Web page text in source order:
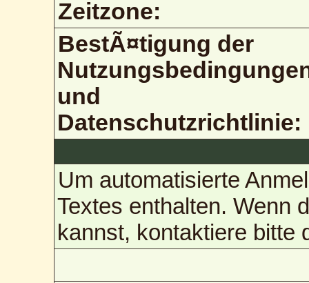
Zeitzone:
BestÃ¤tigung der
und
Datenschutzrichtlinie:
Um automatisierte
Textes enthalten. Wenn
kannst, kontaktiere bitte